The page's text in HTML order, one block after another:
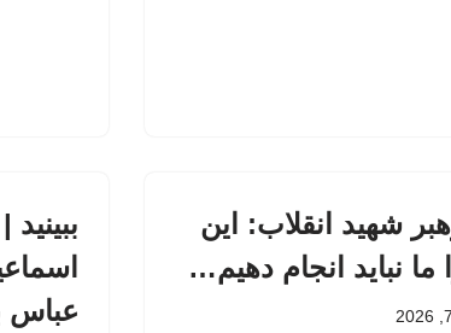
شهید انقلاب: این
ما نباید انجام دهیم…
عباس